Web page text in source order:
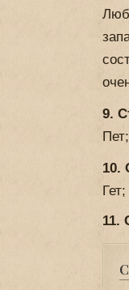
9.
Пет;
10.
Гет;
11.